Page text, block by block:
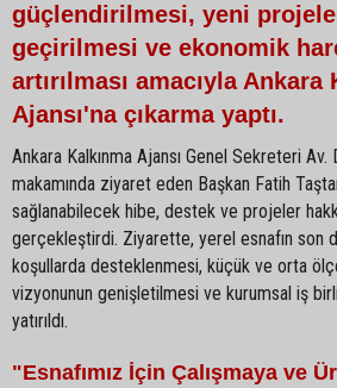
güçlendirilmesi, yeni
geçirilmesi ve ekonomik
artırılması amacıyla Ankara
Ajansı'na çıkarma yaptı.
Ankara Kalkınma Ajansı Genel Sekreteri Av.
makamında ziyaret eden Başkan Fatih
sağlanabilecek hibe, destek ve projeler
gerçekleştirdi. Ziyarette, yerel esnafın son
koşullarda desteklenmesi, küçük ve orta
vizyonunun genişletilmesi ve kurumsal iş
yatırıldı.
"Esnafımız İçin Çalışmaya ve